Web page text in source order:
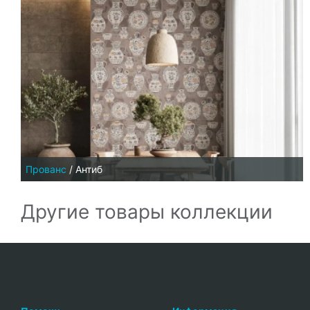
Прованс / Антиб
Другие товары коллекции